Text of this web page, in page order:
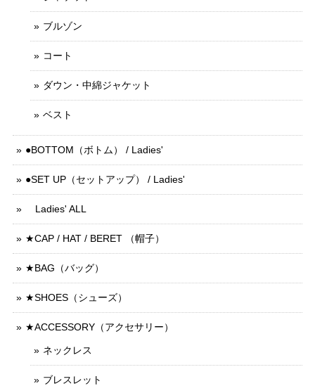
ブルゾン
コート
ダウン・中綿ジャケット
ベスト
●BOTTOM（ボトム） / Ladies'
●SET UP（セットアップ） / Ladies'
Ladies' ALL
★CAP / HAT / BERET （帽子）
★BAG（バッグ）
★SHOES（シューズ）
★ACCESSORY（アクセサリー）
ネックレス
ブレスレット